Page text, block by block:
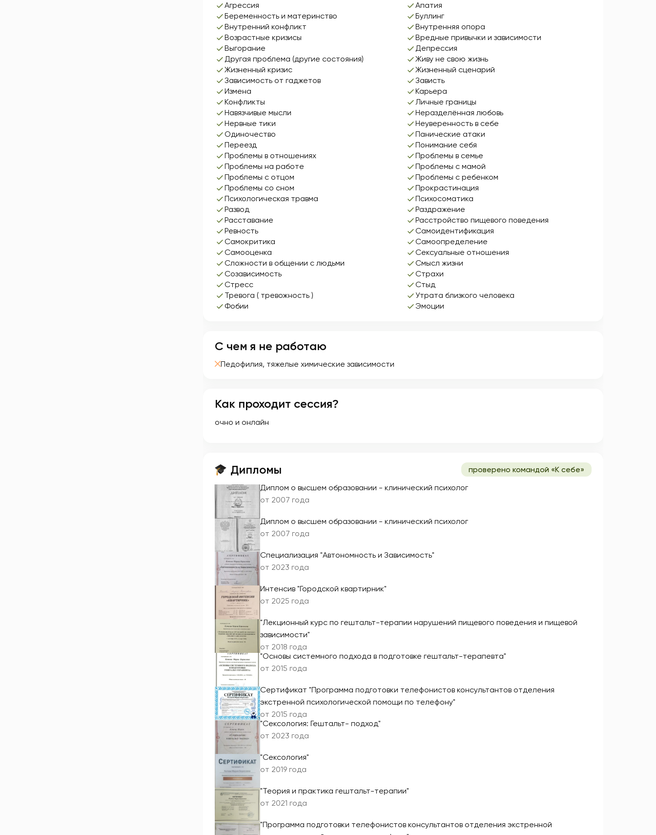
Агрессия
Апатия
Беременность и материнство
Буллинг
Внутренний конфликт
Внутренняя опора
Возрастные кризисы
Вредные привычки и зависимости
Выгорание
Депрессия
Другая проблема (другие состояния)
Живу не свою жизнь
Жизненный кризис
Жизненный сценарий
Зависимость от гаджетов
Зависть
Измена
Карьера
Конфликты
Личные границы
Навязчивые мысли
Неразделённая любовь
Нервные тики
Неуверенность в себе
Одиночество
Панические атаки
Переезд
Понимание себя
Проблемы в отношениях
Проблемы в семье
Проблемы на работе
Проблемы с мамой
Проблемы с отцом
Проблемы с ребенком
Проблемы со сном
Прокрастинация
Психологическая травма
Психосоматика
Развод
Раздражение
Расставание
Расстройство пищевого поведения
Ревность
Самоидентификация
Самокритика
Самоопределение
Самооценка
Сексуальные отношения
Сложности в общении с людьми
Смысл жизни
Созависимость
Страхи
Стресс
Стыд
Тревога ( тревожность )
Утрата близкого человека
Фобии
Эмоции
С чем я не работаю
Педофилия, тяжелые химические зависимости
Как проходит сессия?
очно и онлайн
Дипломы
проверено командой «К себе»
Диплом о высшем образовании - клинический психолог
от 2007 года
Диплом о высшем образовании - клинический психолог
от 2007 года
Специализация "Автономность и Зависимость"
от 2023 года
Интенсив "Городской квартирник"
от 2025 года
"Лекционный курс по гештальт-терапии нарушений пищевого поведения и пищевой
зависимости"
от 2018 года
"Основы системного подхода в подготовке гештальт-терапевта"
от 2015 года
Сертификат "Программа подготовки телефонистов консультантов отделения
экстренной психологической помощи по телефону"
от 2015 года
"Сексология: Гештальт- подход"
от 2023 года
"Сексология"
от 2019 года
"Теория и практика гештальт-терапии"
от 2021 года
"Программа подготовки телефонистов консультантов отделения экстренной